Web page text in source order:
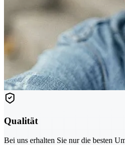
Qualität
Bei uns erhalten Sie nur die besten